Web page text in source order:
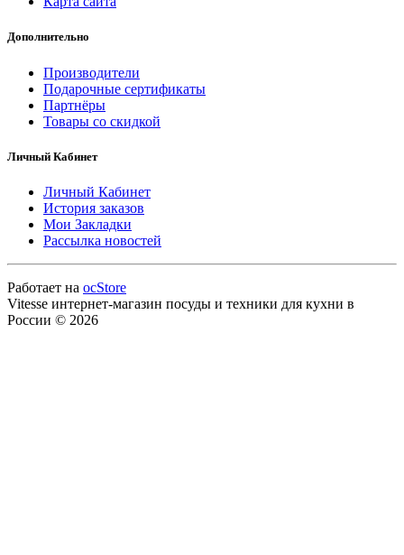
Дополнительно
Производители
Подарочные сертификаты
Партнёры
Товары со скидкой
Личный Кабинет
Личный Кабинет
История заказов
Мои Закладки
Рассылка новостей
Работает на ocStore
Vitesse интернет-магазин посуды и техники для кухни в
России © 2026